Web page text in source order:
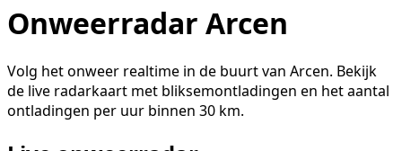
Onweerradar Arcen
Volg het onweer realtime in de buurt van Arcen. Bekijk
de live radarkaart met bliksemontladingen en het aantal
ontladingen per uur binnen 30 km.